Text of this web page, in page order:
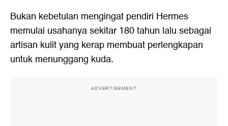
Bukan kebetulan mengingat pendiri Hermes
memulai usahanya sekitar 180 tahun lalu sebagai
artisan kulit yang kerap membuat perlengkapan
untuk menunggang kuda.
ADVERTISEMENT